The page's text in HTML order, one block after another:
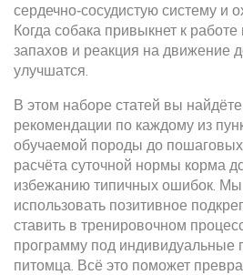
сердечно‑сосудистую систему и
Когда собака привыкнет к
запахов и реакция на движение
улучшатся.
В этом наборе статей вы
рекомендации по каждому из
обучаемой породы до пошаговых
расчёта суточной нормы корма
избежанию типичных ошибок. Мы
использовать позитивное
ставить в тренировочном
программу под индивидуальные
питомца. Всё это поможет